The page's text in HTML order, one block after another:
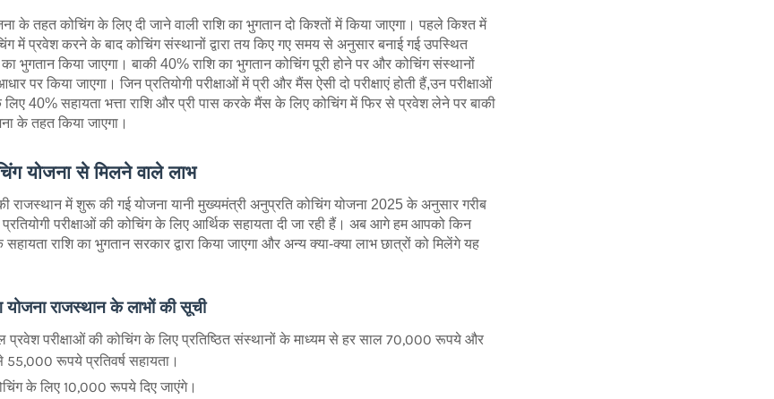
के तहत कोचिंग के लिए दी जाने वाली राशि का भुगतान दो किश्तों में किया जाएगा। पहले किश्त में
में प्रवेश करने के बाद कोचिंग संस्थानों द्वारा तय किए गए समय से अनुसार बनाई गई उपस्थित
भुगतान किया जाएगा। बाकी 40% राशि का भुगतान कोचिंग पूरी होने पर और कोचिंग संस्थानों
पर किया जाएगा। जिन प्रतियोगी परीक्षाओं में प्री और मैंस ऐसी दो परीक्षाएं होती हैं,उन परीक्षाओं
40% सहायता भत्ता राशि और प्री पास करके मैंस के लिए कोचिंग में फिर से प्रवेश लेने पर बाकी
के तहत किया जाएगा।
योजना से मिलने वाले लाभ
राजस्थान में शुरू की गई योजना यानी मुख्यमंत्री अनुप्रति कोचिंग योजना 2025 के अनुसार गरीब
परीक्षाओं की कोचिंग के लिए आर्थिक सहायता दी जा रही हैं। अब आगे हम आपको किन
राशि का भुगतान सरकार द्वारा किया जाएगा और अन्य क्या-क्या लाभ छात्रों को मिलेंगे यह
राजस्थान के लाभों की सूची
प्रवेश परीक्षाओं की कोचिंग के लिए प्रतिष्ठित संस्थानों के माध्यम से हर साल 70,000 रूपये और
रूपये प्रतिवर्ष सहायता।
के लिए 10,000 रूपये दिए जाएंगे।